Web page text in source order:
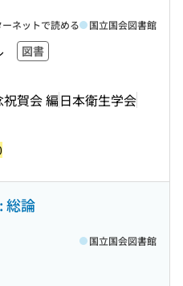
図書
賀会 編日本衛生学会
ーネットで読める 国立国会図書館
総論
国立国会図書館